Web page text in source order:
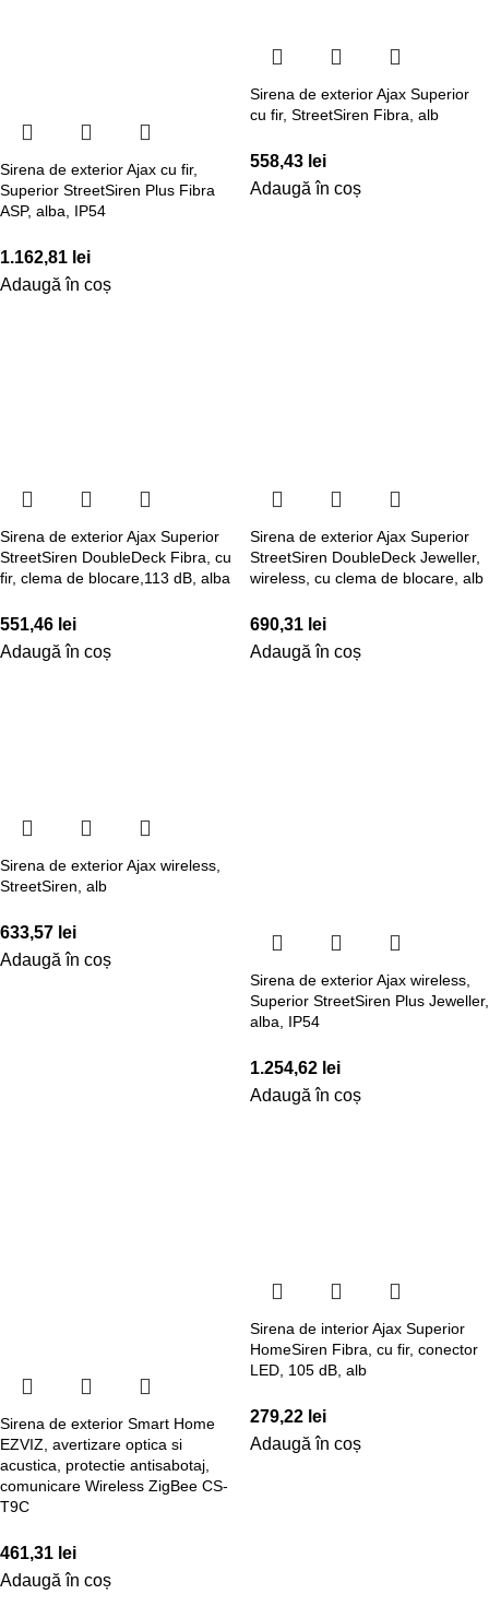
Sirena de exterior Ajax cu fir,
Superior StreetSiren Plus Fibra
ASP, alba, IP54
1.162,81 lei
Adaugă în coș
Sirena de exterior Ajax Superior
cu fir, StreetSiren Fibra, alb
558,43 lei
Adaugă în coș
Sirena de exterior Ajax Superior
StreetSiren DoubleDeck Fibra, cu
fir, clema de blocare,113 dB, alba
551,46 lei
Adaugă în coș
Sirena de exterior Ajax Superior
StreetSiren DoubleDeck Jeweller,
wireless, cu clema de blocare, alb
690,31 lei
Adaugă în coș
Sirena de exterior Ajax wireless,
StreetSiren, alb
633,57 lei
Adaugă în coș
Sirena de exterior Ajax wireless,
Superior StreetSiren Plus Jeweller,
alba, IP54
1.254,62 lei
Adaugă în coș
Sirena de exterior Smart Home
EZVIZ, avertizare optica si
acustica, protectie antisabotaj,
comunicare Wireless ZigBee CS-
T9C
461,31 lei
Adaugă în coș
Sirena de interior Ajax Superior
HomeSiren Fibra, cu fir, conector
LED, 105 dB, alb
279,22 lei
Adaugă în coș